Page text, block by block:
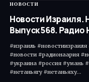
НОВОСТИ
Новости
#израиль
#новости #радионаария
#украина #россия #умань
#нетаньягу #нетаньяху…